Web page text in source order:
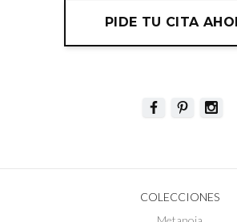
PIDE TU CITA
COLECCIONES